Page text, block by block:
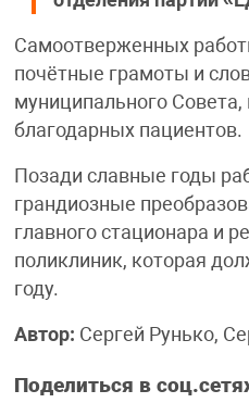
Самоотверженных
почётные грамоты и
муниципального Совета,
благодарных пациентов.
Позади славные годы
грандиозные
главного стационара и
поликлиник, которая
году.
Автор: Сергей Рунько,
Поделиться в